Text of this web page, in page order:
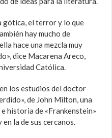
gótica, el terror y lo que
hay mucho de
hace una mezcla muy
dice Macarena Areco,
Católica.
los estudios del doctor
de John Milton, una
historia de «Frankenstein»
la de sus cercanos.